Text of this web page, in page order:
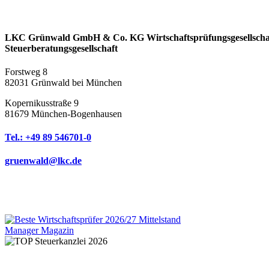
LKC Grünwald GmbH & Co. KG
Steuerberatungsgesellschaft
Forstweg 8
82031 Grünwald bei München
Kopernikusstraße 9
81679 München-Bogenhausen
Tel.: +49 89 546701-0
gruenwald@lkc.de